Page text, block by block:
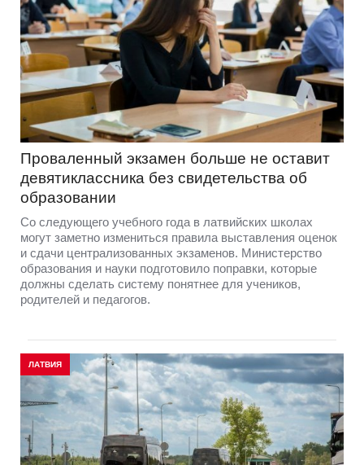
Проваленный экзамен больше не оставит
девятиклассника без свидетельства об
образовании
Со следующего учебного года в латвийских школах
могут заметно измениться правила выставления оценок
и сдачи централизованных экзаменов. Министерство
образования и науки подготовило поправки, которые
должны сделать систему понятнее для учеников,
родителей и педагогов.
ЛАТВИЯ